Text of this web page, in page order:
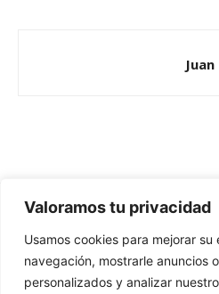
Valoramos tu privacidad
Usamos cookies para mejorar su
navegación, mostrarle anuncios
personalizados y analizar
Juan
Redes Cristianas
Una mirada alternativa sobre la Iglesia
- Colectivos de Redes Cristianas